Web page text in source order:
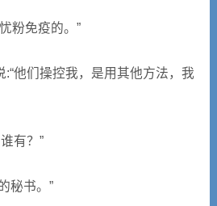
粉免疫的。”
他们操控我，是用其他方法，我
有？”
秘书。”